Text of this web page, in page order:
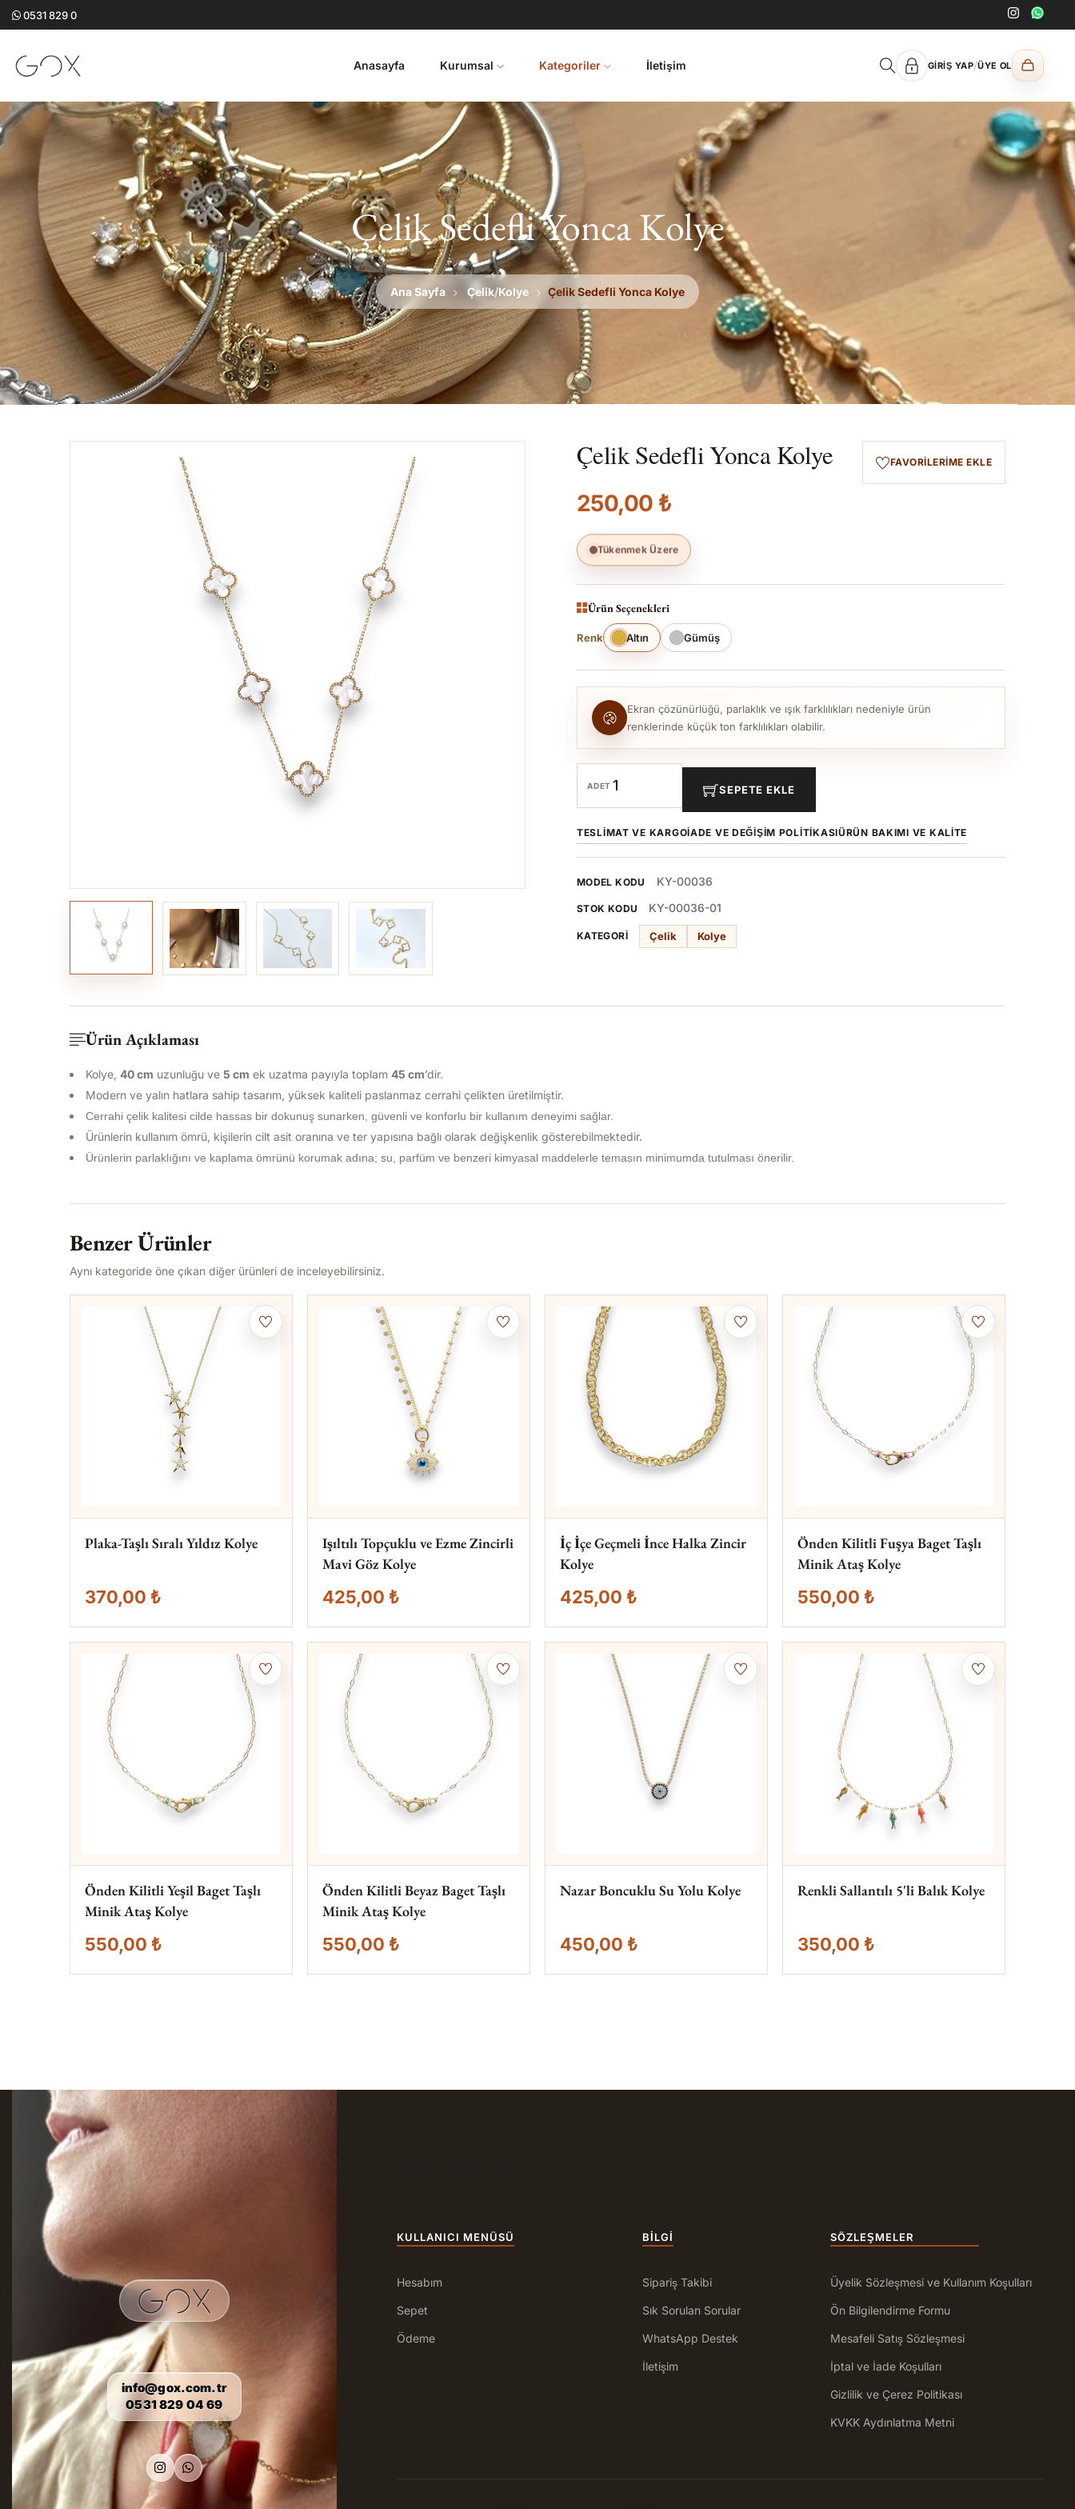
0531 829 0
Anasayfa Kurumsal Kategoriler İletişim GIRIŞ YAP/ÜYE OL
Çelik Sedefli Yonca Kolye
Ana Sayfa Çelik/Kolye Çelik Sedefli Yonca Kolye
Çelik Sedefli Yonca Kolye FAVORILERIME EKLE
250,00 ₺
Tükenmek Üzere
Ürün Seçenekleri
Renk Altın Gümüş
Ekran çözünürlüğü, parlaklık ve ışık farklılıkları nedeniyle ürün
renklerinde küçük ton farklılıkları olabilir.
ADET SEPETE EKLE
TESLIMAT VE KARGOİADE VE DEĞIŞIM POLITIKASIÜRÜN BAKIMI VE KALITE
MODEL KODU KY-00036
STOK KODU KY-00036-01
KATEGORI Çelik Kolye
Ürün Açıklaması
Kolye, 40 cm uzunluğu ve 5 cm ek uzatma payıyla toplam 45 cm’dir.
Modern ve yalın hatlara sahip tasarım, yüksek kaliteli paslanmaz cerrahi çelikten üretilmiştir.
Cerrahi çelik kalitesi cilde hassas bir dokunuş sunarken, güvenli ve konforlu bir kullanım deneyimi sağlar.
Ürünlerin kullanım ömrü, kişilerin cilt asit oranına ve ter yapısına bağlı olarak değişkenlik gösterebilmektedir.
Ürünlerin parlaklığını ve kaplama ömrünü korumak adına; su, parfüm ve benzeri kimyasal maddelerle temasın minimumda tutulması önerilir.
Benzer Ürünler
Aynı kategoride öne çıkan diğer ürünleri de inceleyebilirsiniz.
Plaka-Taşlı Sıralı Yıldız Kolye
370,00 ₺
Işıltılı Topçuklu ve Ezme Zincirli
Mavi Göz Kolye
425,00 ₺
İç İçe Geçmeli İnce Halka Zincir
Kolye
425,00 ₺
Önden Kilitli Fuşya Baget Taşlı
Minik Ataş Kolye
550,00 ₺
Önden Kilitli Yeşil Baget Taşlı
Minik Ataş Kolye
550,00 ₺
Önden Kilitli Beyaz Baget Taşlı
Minik Ataş Kolye
550,00 ₺
Nazar Boncuklu Su Yolu Kolye
450,00 ₺
Renkli Sallantılı 5'li Balık Kolye
350,00 ₺
info@gox.com.tr
0531 829 04 69
KULLANICI MENÜSÜ
Hesabım
Sepet
Ödeme
BILGI
Sipariş Takibi
Sık Sorulan Sorular
WhatsApp Destek
İletişim
SÖZLEŞMELER
Üyelik Sözleşmesi ve Kullanım Koşulları
Ön Bilgilendirme Formu
Mesafeli Satış Sözleşmesi
İptal ve İade Koşulları
Gizlilik ve Çerez Politikası
KVKK Aydınlatma Metni